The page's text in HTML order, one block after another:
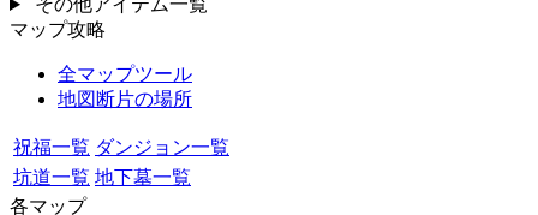
その他アイテム一覧
マップ攻略
全マップツール
地図断片の場所
祝福一覧 ダンジョン一覧
坑道一覧 地下墓一覧
各マップ